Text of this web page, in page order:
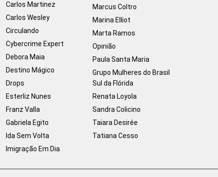
Carlos Martinez
Carlos Wesley
Circulando
Cybercrime Expert
Debora Maia
Destino Mágico
Drops
Esterliz Nunes
Franz Valla
Gabriela Egito
Ida Sem Volta
Imigração Em Dia
Marcus Coltro
Marina Elliot
Marta Ramos
Opinião
Paula Santa Maria
Grupo Mulheres do Brasil
Sul da Flórida
Renata Loyola
Sandra Colicino
Taiara Desirée
Tatiana Cesso